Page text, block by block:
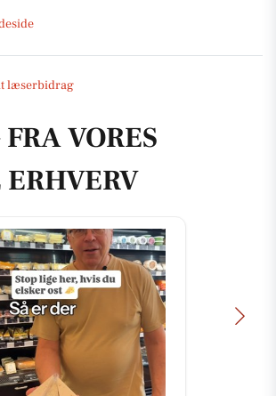
læserbidrag
VORES